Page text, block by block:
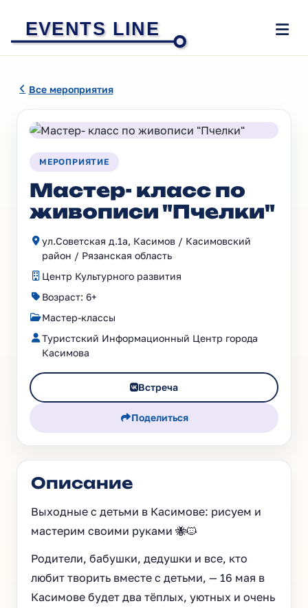
EVENTS LINE
Все мероприятия
МЕРОПРИЯТИЕ
Мастер- класс по
живописи "Пчелки"
ул.Советская д.1а, Касимов / Касимовский
район / Рязанская область
Центр Культурного развития
Возраст: 6+
Мастер-классы
Туристский Информационный Центр города
Касимова
Встреча
Поделиться
Описание
Выходные с детьми в Касимове: рисуем и
мастерим своими руками 🐝🐱
Родители, бабушки, дедушки и все, кто
любит творить вместе с детьми, — 16 мая в
Касимове будет два тёплых, уютных и очень